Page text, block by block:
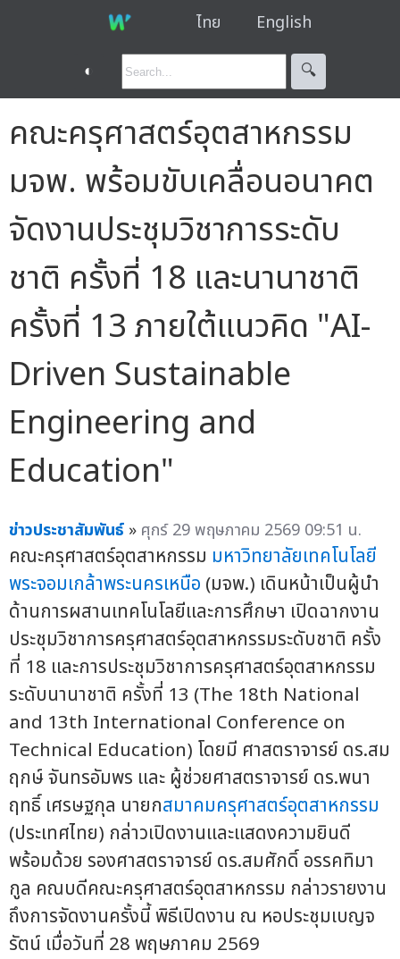
ไทย English
◐ 🔍︎
คณะครุศาสตร์อุตสาหกรรม
มจพ. พร้อมขับเคลื่อนอนาคต
จัดงานประชุมวิชาการระดับ
ชาติ ครั้งที่ 18 และนานาชาติ
ครั้งที่ 13 ภายใต้แนวคิด "AI-
Driven Sustainable
Engineering and
Education"
ข่าวประชาสัมพันธ์ » ศุกร์ 29 พฤษภาคม 2569 09:51 น.
คณะครุศาสตร์อุตสาหกรรม มหาวิทยาลัยเทคโนโลยี
พระจอมเกล้าพระนครเหนือ (มจพ.) เดินหน้าเป็นผู้นำ
ด้านการผสานเทคโนโลยีและการศึกษา เปิดฉากงาน
ประชุมวิชาการครุศาสตร์อุตสาหกรรมระดับชาติ ครั้ง
ที่ 18 และการประชุมวิชาการครุศาสตร์อุตสาหกรรม
ระดับนานาชาติ ครั้งที่ 13 (The 18th National
and 13th International Conference on
Technical Education) โดยมี ศาสตราจารย์ ดร.สม
ฤกษ์ จันทรอัมพร และ ผู้ช่วยศาสตราจารย์ ดร.พนา
ฤทธิ์ เศรษฐกุล นายกสมาคมครุศาสตร์อุตสาหกรรม
(ประเทศไทย) กล่าวเปิดงานและแสดงความยินดี
พร้อมด้วย รองศาสตราจารย์ ดร.สมศักดิ์ อรรคทิมา
กูล คณบดีคณะครุศาสตร์อุตสาหกรรม กล่าวรายงาน
ถึงการจัดงานครั้งนี้ พิธีเปิดงาน ณ หอประชุมเบญจ
รัตน์ เมื่อวันที่ 28 พฤษภาคม 2569